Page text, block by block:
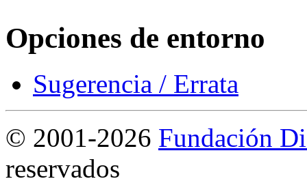
Opciones de entorno
Sugerencia / Errata
© 2001-2026 Fundación
reservados